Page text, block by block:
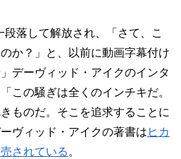
落して解放され、「さて、こ
か？」と、以前に動画字幕付け
デーヴィッド・アイクのインタ
この騒ぎは全くのインチキだ。
ものだ。そこを追求することに
ヴィッド・アイクの著書は ヒカ
されている。